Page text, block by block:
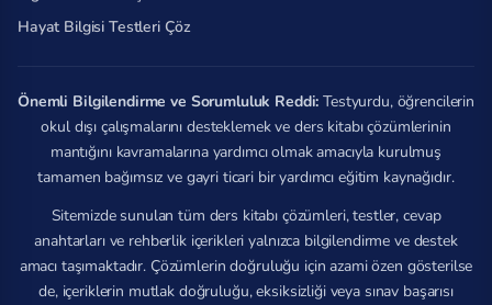
Hayat Bilgisi Testleri Çöz
Önemli Bilgilendirme ve Sorumluluk Reddi: Testyurdu, öğrencilerin
okul dışı çalışmalarını desteklemek ve ders kitabı çözümlerinin
mantığını kavramalarına yardımcı olmak amacıyla kurulmuş
tamamen bağımsız ve gayri ticari bir yardımcı eğitim kaynağıdır.
Sitemizde sunulan tüm ders kitabı çözümleri, testler, cevap
anahtarları ve rehberlik içerikleri yalnızca bilgilendirme ve destek
amacı taşımaktadır. Çözümlerin doğruluğu için azami özen gösterilse
de, içeriklerin mutlak doğruluğu, eksiksizliği veya sınav başarısı